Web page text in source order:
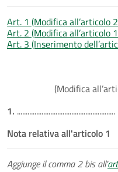
Art. 1 (Modifica all’articolo
Art. 2 (Modifica all’articolo
Art. 3 (Inserimento
(Modifica
1. ........................................................
Nota relativa all'articolo 1
Aggiunge il comma 2 bis all’